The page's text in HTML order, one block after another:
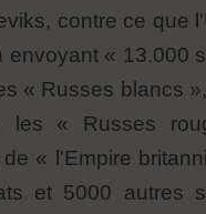
contre ce que
envoyant « 13.000
« Russes blancs
les « Russes
« l'Empire
et 5000 autres